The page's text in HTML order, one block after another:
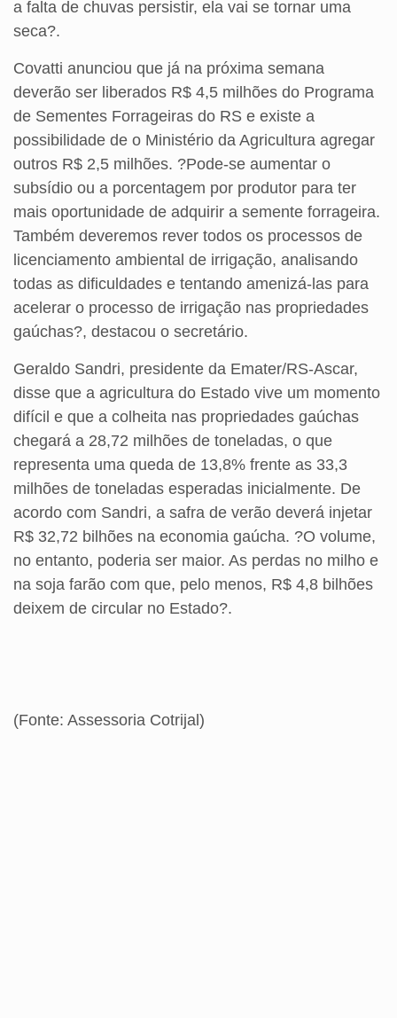
a falta de chuvas persistir, ela vai se tornar uma
seca?.
Covatti anunciou que já na próxima semana
deverão ser liberados R$ 4,5 milhões do Programa
de Sementes Forrageiras do RS e existe a
possibilidade de o Ministério da Agricultura agregar
outros R$ 2,5 milhões. ?Pode-se aumentar o
subsídio ou a porcentagem por produtor para ter
mais oportunidade de adquirir a semente forrageira.
Também deveremos rever todos os processos de
licenciamento ambiental de irrigação, analisando
todas as dificuldades e tentando amenizá-las para
acelerar o processo de irrigação nas propriedades
gaúchas?, destacou o secretário.
Geraldo Sandri, presidente da Emater/RS-Ascar,
disse que a agricultura do Estado vive um momento
difícil e que a colheita nas propriedades gaúchas
chegará a 28,72 milhões de toneladas, o que
representa uma queda de 13,8% frente as 33,3
milhões de toneladas esperadas inicialmente. De
acordo com Sandri, a safra de verão deverá injetar
R$ 32,72 bilhões na economia gaúcha. ?O volume,
no entanto, poderia ser maior. As perdas no milho e
na soja farão com que, pelo menos, R$ 4,8 bilhões
deixem de circular no Estado?.
(Fonte: Assessoria Cotrijal)